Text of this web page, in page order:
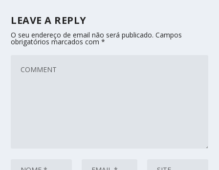
LEAVE A REPLY
O seu endereço de email não será publicado. Campos
obrigatórios marcados com*